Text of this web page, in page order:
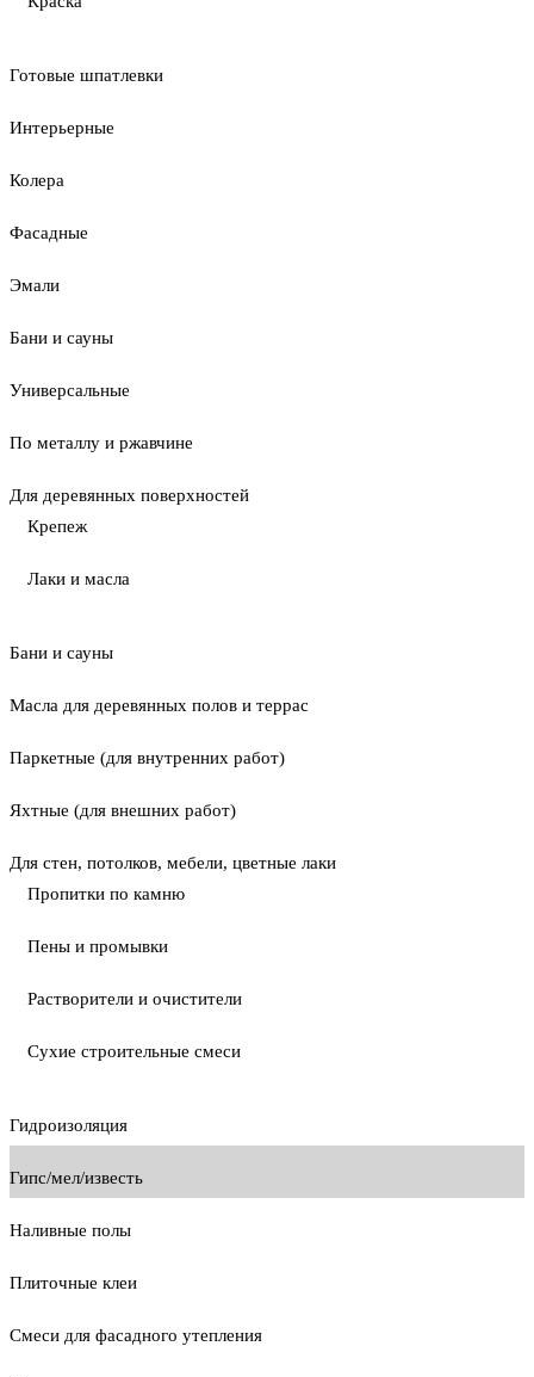
Готовые шпатлевки
Интерьерные
Колера
Фасадные
Эмали
Бани и сауны
Универсальные
По металлу и ржавчине
Для деревянных поверхностей
Крепеж
Лаки и масла
Бани и сауны
Масла для деревянных полов и террас
Паркетные (для внутренних работ)
Яхтные (для внешних работ)
Для стен, потолков, мебели, цветные лаки
Пропитки по камню
Пены и промывки
Растворители и очистители
Сухие строительные смеси
Гидроизоляция
Гипс/мел/известь
Наливные полы
Плиточные клеи
Смеси для фасадного утепления